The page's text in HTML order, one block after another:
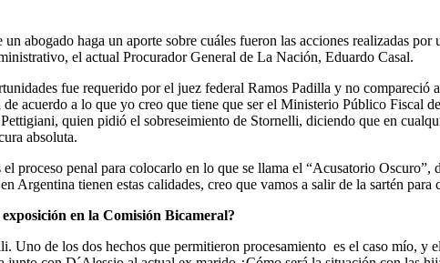
abogado haga un aporte sobre cuáles fueron las acciones realizadas
el actual Procurador General de La Nación, Eduardo Casal.
fue requerido por el juez federal Ramos Padilla y no
a lo que yo creo que tiene que ser el Ministerio Público Fiscal
quien pidió el sobreseimiento de Stornelli, diciendo que en
absoluta.
proceso penal para colocarlo en lo que se llama el “Acusatorio
tienen estas calidades, creo que vamos a salir de la sartén para
en la Comisión Bicameral?
Uno de los dos hechos que permitieron procesamiento es el caso mío, y